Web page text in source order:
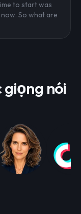
to start was
So what are
giọng nói